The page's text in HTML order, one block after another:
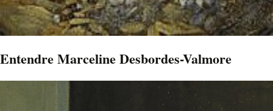
Entendre Marceline Desbordes-Valmore